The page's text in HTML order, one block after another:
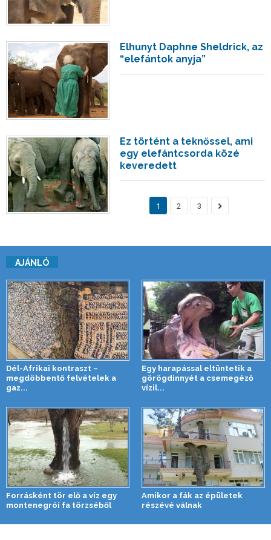
Elhunyt Daphne Sheldrick, az
“elefántok anyja”
Ez történt a teknőssel, ami
egy elefántcsorda közé
keveredett
1 2 3
AJÁNLÓ
Dél-Afrikai kontraszt –
megdöbbentő felvételek a
gaz...
Egy harapással eltüntetik a
görögdinnyét a csemegéző
vízil...
Forrásként tör elő a víz egy
montenegrói fa törzséből
Amikor a fák az épületek
részévé válnak